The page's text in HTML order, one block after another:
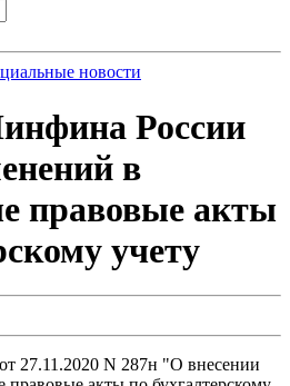
новости
России
в
правовые акты
учету
27.11.2020 N 287н "О внесении